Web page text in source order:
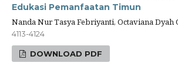
Edukasi Pemanfaatan Timun
Nanda Nur Tasya Febriyanti, Octaviana Dyah
4113-4124
DOWNLOAD PDF